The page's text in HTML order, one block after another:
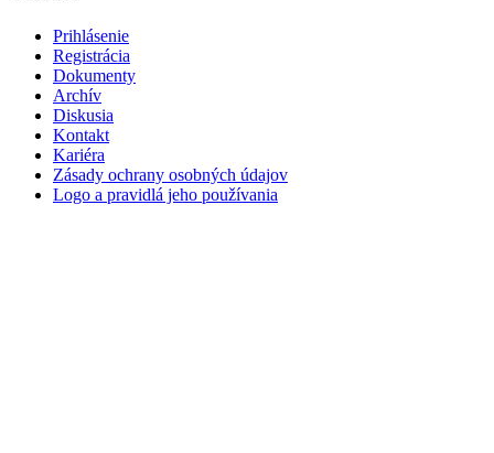
Prihlásenie
Registrácia
Dokumenty
Archív
Diskusia
Kontakt
Kariéra
Zásady ochrany osobných údajov
Logo a pravidlá jeho používania